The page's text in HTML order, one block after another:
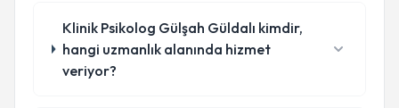
Klinik Psikolog Gülşah Güldalı kimdir,
hangi uzmanlık alanında hizmet
veriyor?